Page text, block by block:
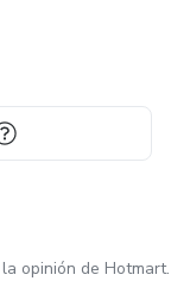
opinión de Hotmart.